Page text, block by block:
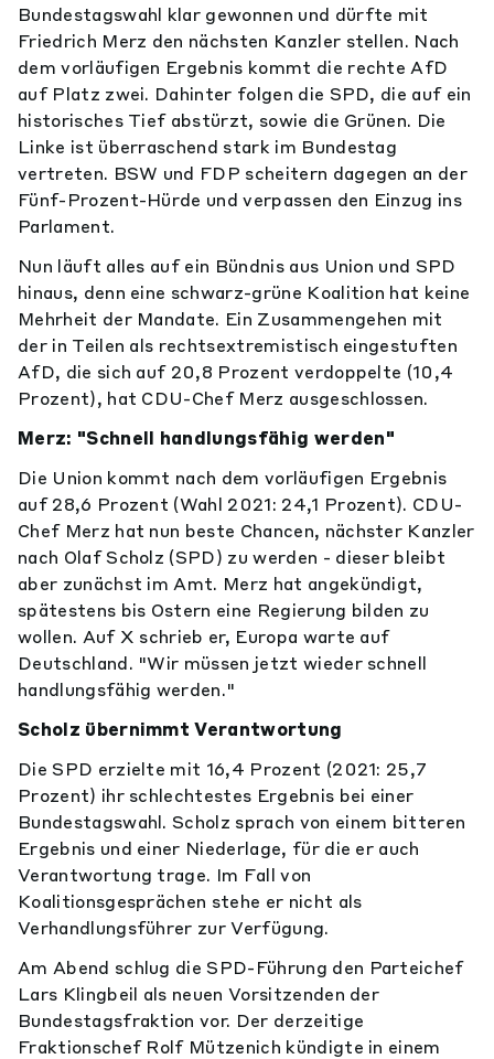
Bundestagswahl klar gewonnen und dürfte mit
Friedrich Merz den nächsten Kanzler stellen. Nach
dem vorläufigen Ergebnis kommt die rechte AfD
auf Platz zwei. Dahinter folgen die SPD, die auf ein
historisches Tief abstürzt, sowie die Grünen. Die
Linke ist überraschend stark im Bundestag
vertreten. BSW und FDP scheitern dagegen an der
Fünf-Prozent-Hürde und verpassen den Einzug ins
Parlament.
Nun läuft alles auf ein Bündnis aus Union und SPD
hinaus, denn eine schwarz-grüne Koalition hat keine
Mehrheit der Mandate. Ein Zusammengehen mit
der in Teilen als rechtsextremistisch eingestuften
AfD, die sich auf 20,8 Prozent verdoppelte (10,4
Prozent), hat CDU-Chef Merz ausgeschlossen.
Merz: "Schnell handlungsfähig werden"
Die Union kommt nach dem vorläufigen Ergebnis
auf 28,6 Prozent (Wahl 2021: 24,1 Prozent). CDU-
Chef Merz hat nun beste Chancen, nächster Kanzler
nach Olaf Scholz (SPD) zu werden - dieser bleibt
aber zunächst im Amt. Merz hat angekündigt,
spätestens bis Ostern eine Regierung bilden zu
wollen. Auf X schrieb er, Europa warte auf
Deutschland. "Wir müssen jetzt wieder schnell
handlungsfähig werden."
Scholz übernimmt Verantwortung
Die SPD erzielte mit 16,4 Prozent (2021: 25,7
Prozent) ihr schlechtestes Ergebnis bei einer
Bundestagswahl. Scholz sprach von einem bitteren
Ergebnis und einer Niederlage, für die er auch
Verantwortung trage. Im Fall von
Koalitionsgesprächen stehe er nicht als
Verhandlungsführer zur Verfügung.
Am Abend schlug die SPD-Führung den Parteichef
Lars Klingbeil als neuen Vorsitzenden der
Bundestagsfraktion vor. Der derzeitige
Fraktionschef Rolf Mützenich kündigte in einem